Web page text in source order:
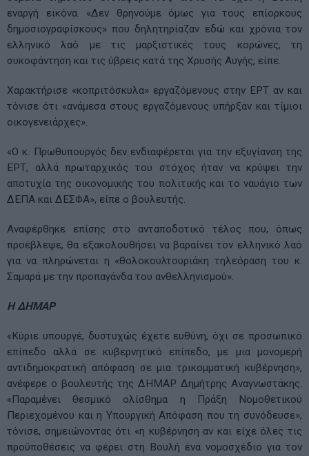
εναργή εικόνα. «Δεν θρηνούμε όμως για τους επίορκους
δημοσιογραφίσκους» που δηλητηρίαζαν εδώ και χρόνια τον
ελληνικό λαό με τις μαρξιστικές τους κορώνες, τη
συκοφάντηση και τις ύβρεις κατά της Χρυσής Αυγής, είπε.
Χαρακτήρισε «κοπριτόσκυλα» εργαζόμενους στην ΕΡΤ αν και
τόνισε ότι «ανάμεσα στους εργαζόμενους υπήρξαν και τίμιοι
οικογενειάρχες».
«Ο κ. Πρωθυπουργός δεν ενδιαφέρεται για την εξυγίανση της
ΕΡΤ, αλλά πρωταρχικός του στόχος ήταν να κρύψει την
αποτυχία της οικονομικής του πολιτικής και το ναυάγιο των
ΔΕΠΑ και ΔΕΣΦΑ», είπε ο βουλευτής.
Αναφέρθηκε επίσης στο ανταποδοτικό τέλος που, όπως
προέβλεψε, θα εξακολουθήσει να βαραίνει τον ελληνικό λαό
για να πληρώνεται η «θολοκουλτουριάκη τηλεόραση του κ.
Σαμαρά με την προπαγάνδα του ανθελληνισμού».
Η ΔΗΜΑΡ
«Κύριε υπουργέ, δυστυχώς έχετε ευθύνη, όχι σε προσωπικό
επίπεδο αλλά σε κυβερνητικό επίπεδο, με μια μονομερή
αντιδημοκρατική απόφαση σε μια τρικομματική κυβέρνηση»,
ανέφερε ο βουλευτής της ΔΗΜΑΡ Δημήτρης Αναγνωστάκης.
«Παραμένει θεσμικό ολίσθημα η Πράξη Νομοθετικού
Περιεχομένου και η Υπουργική Απόφαση που τη συνόδευσε»,
τόνισε, σημειώνοντας ότι «η κυβέρνηση αν και είχε όλες τις
προϋποθέσεις να φέρει στη Βουλή ένα νομοσχέδιο για τον